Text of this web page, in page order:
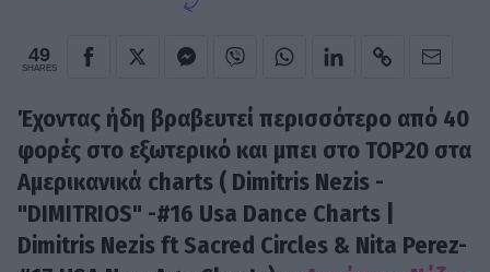
49
SHARES
Έχοντας ήδη βραβευτεί περισσότερο από 40
φορές στο εξωτερικό και μπει στο TOP20 στα
Αμερικανικά charts ( Dimitris Nezis -
"DIMITRIOS" -#16 Usa Dance Charts |
Dimitris Nezis ft Sacred Circles & Nita Perez-